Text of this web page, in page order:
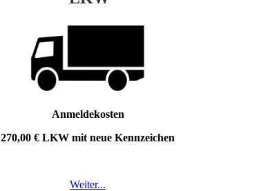
Anmeldekosten
270,00 € LKW mit neue Kennzeichen
Weiter...